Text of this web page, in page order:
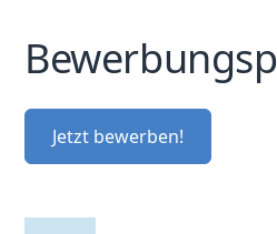
Jetzt bewerben!